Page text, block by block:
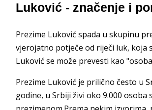
Luković - značenje i
Prezime Luković spada u skupinu
vjerojatno potječe od riječi luk, koja
Luković se može prevesti kao
Prezime Luković je prilično često u
godine, u Srbiji živi oko 9.000